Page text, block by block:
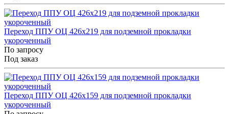
Переход ППУ ОЦ 426x219 для подземной прокладки
укороченный
По запросу
Под заказ
Переход ППУ ОЦ 426x159 для подземной прокладки
укороченный